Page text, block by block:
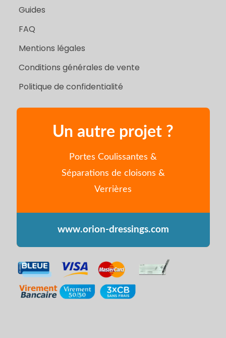
Guides
FAQ
Mentions légales
Conditions générales de vente
Politique de confidentialité
Un autre projet ?
Portes Coulissantes &
Séparations de cloisons &
Verrières
www.orion-dressings.com